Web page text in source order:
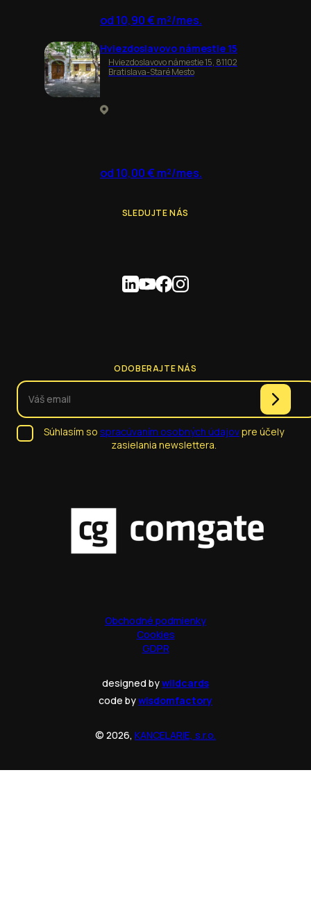
od 10,90 € m²/mes.
Hviezdoslavovo námestie 15
Hviezdoslavovo námestie 15, 81102
Bratislava-Staré Mesto
od 10,00 € m²/mes.
SLEDUJTE NÁS
ODOBERAJTE NÁS
Súhlasím so spracúvaním osobných údajovpre účely
zasielania newslettera.
Obchodné podmienky
Cookies
GDPR
designed bywildcards
code bywisdomfactory
© 2026, KANCELARIE, s.r.o.